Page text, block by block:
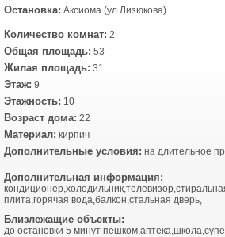
Остановка: Аксиома (ул.Лизюкова).
Количество комнат: 2
Общая площадь: 53
Жилая площадь: 31
Этаж: 9
Этажность: 10
Возраст дома: 22
Материал: кирпич
Дополнительные условия: на длительное
Дополнительная информация:
плита,горячая вода,балкон,стальная дверь,
Близлежащие объекты:
до остановки 5 минут